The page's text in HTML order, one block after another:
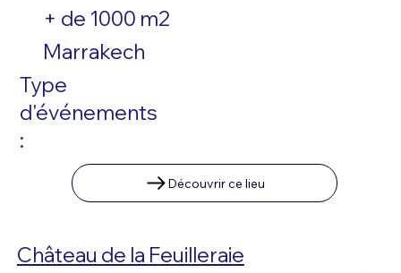
+ de 1000 m2
Marrakech
Type
d'événements
:
Découvrir ce lieu
Château de la Feuilleraie